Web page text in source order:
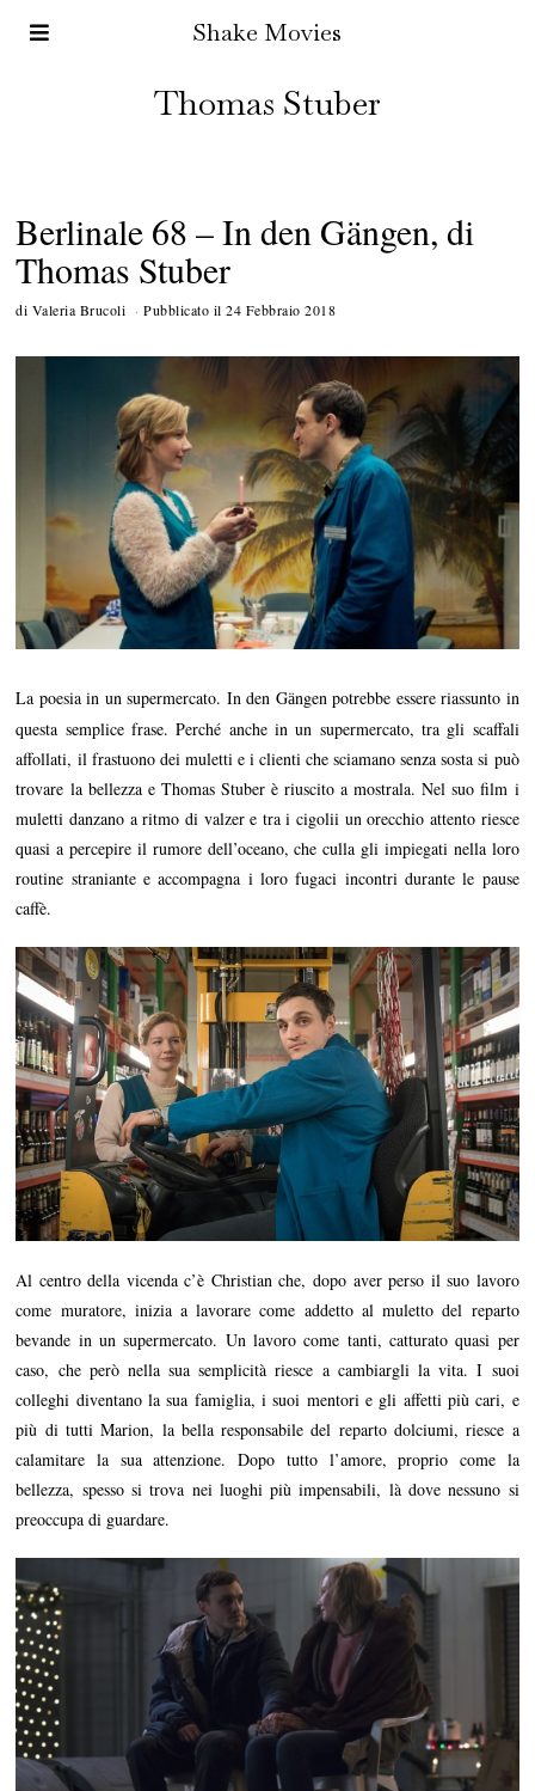
Shake Movies
Thomas Stuber
Berlinale 68 – In den Gängen, di
Thomas Stuber
di Valeria Brucoli Pubblicato il 24 Febbraio 2018
r
z
o
2
0
1
8
La poesia in un supermercato. In den Gängen potrebbe essere riassunto in
questa semplice frase. Perché anche in un supermercato, tra gli scaffali
affollati, il frastuono dei muletti e i clienti che sciamano senza sosta si può
trovare la bellezza e Thomas Stuber è riuscito a mostrala. Nel suo film i
muletti danzano a ritmo di valzer e tra i cigolii un orecchio attento riesce
quasi a percepire il rumore dell’oceano, che culla gli impiegati nella loro
routine straniante e accompagna i loro fugaci incontri durante le pause
caffè.
Al centro della vicenda c’è Christian che, dopo aver perso il suo lavoro
come muratore, inizia a lavorare come addetto al muletto del reparto
bevande in un supermercato. Un lavoro come tanti, catturato quasi per
caso, che però nella sua semplicità riesce a cambiargli la vita. I suoi
colleghi diventano la sua famiglia, i suoi mentori e gli affetti più cari, e
più di tutti Marion, la bella responsabile del reparto dolciumi, riesce a
calamitare la sua attenzione. Dopo tutto l’amore, proprio come la
bellezza, spesso si trova nei luoghi più impensabili, là dove nessuno si
preoccupa di guardare.